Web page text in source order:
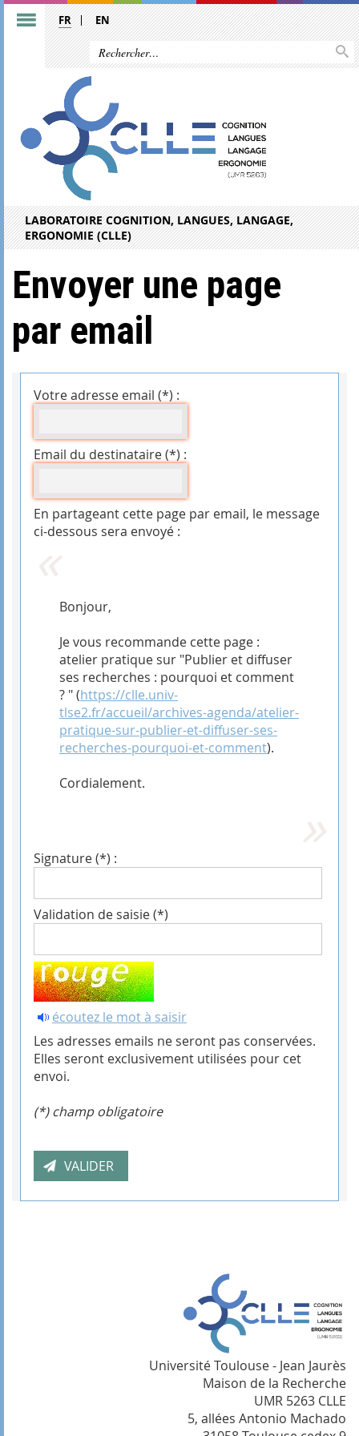
FR EN
LABORATOIRE COGNITION, LANGUES, LANGAGE,
ERGONOMIE (CLLE)
Envoyer une page
par email
Votre adresse email (*) :
Email du destinataire (*) :
En partageant cette page par email, le message
ci-dessous sera envoyé :
Bonjour,
Je vous recommande cette page :
atelier pratique sur "Publier et diffuser
ses recherches : pourquoi et comment
? " (https://clle.univ-
tlse2.fr/accueil/archives-agenda/atelier-
pratique-sur-publier-et-diffuser-ses-
recherches-pourquoi-et-comment).
Cordialement.
Signature (*) :
Validation de saisie (*)
écoutez le mot à saisir
Les adresses emails ne seront pas conservées.
Elles seront exclusivement utilisées pour cet
envoi.
(*) champ obligatoire
Université Toulouse - Jean Jaurès
Maison de la Recherche
UMR 5263 CLLE
5, allées Antonio Machado